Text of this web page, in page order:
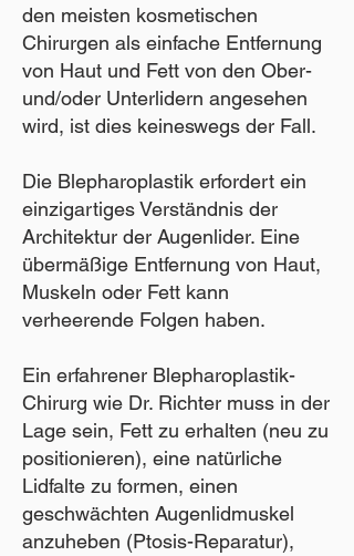
den meisten kosmetischen
Chirurgen als einfache Entfernung
von Haut und Fett von den Ober-
und/oder Unterlidern angesehen
wird, ist dies keineswegs der Fall.
Die Blepharoplastik erfordert ein
einzigartiges Verständnis der
Architektur der Augenlider. Eine
übermäßige Entfernung von Haut,
Muskeln oder Fett kann
verheerende Folgen haben.
Ein erfahrener Blepharoplastik-
Chirurg wie Dr. Richter muss in der
Lage sein, Fett zu erhalten (neu zu
positionieren), eine natürliche
Lidfalte zu formen, einen
geschwächten Augenlidmuskel
anzuheben (Ptosis-Reparatur),